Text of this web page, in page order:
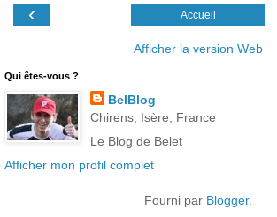
‹ Accueil
Afficher la version Web
Qui êtes-vous ?
BelBlog
Chirens, Isère, France
Le Blog de Belet
Afficher mon profil complet
Fourni par Blogger.